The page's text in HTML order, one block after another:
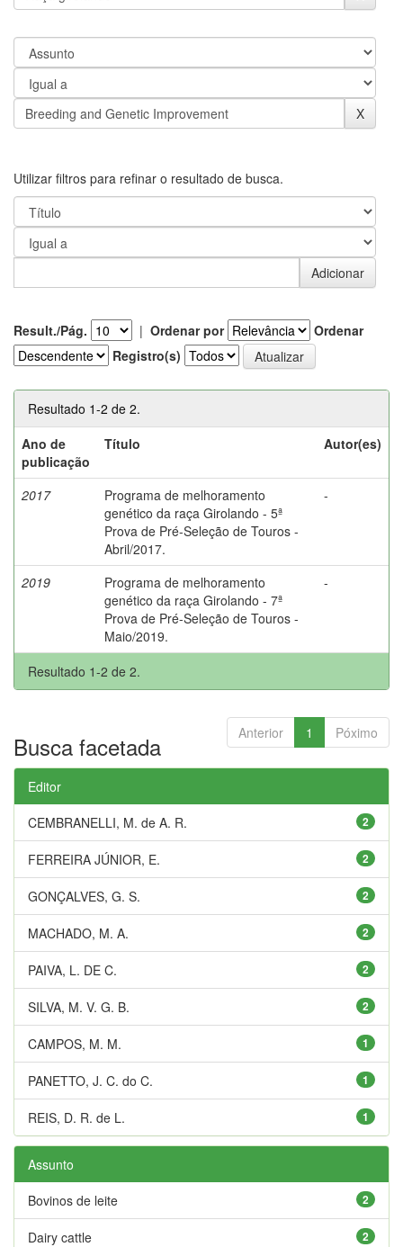
Utilizar filtros para refinar o resultado de busca.
Result./Pág. | Ordenar por
Ordenar
Registro(s)
Resultado 1-2 de 2.
Ano de
publicação
Título Autor(es)
2017
Programa de melhoramento
genético da raça Girolando - 5ª
Prova de Pré-Seleção de Touros -
Abril/2017.
-
2019
Programa de melhoramento
genético da raça Girolando - 7ª
Prova de Pré-Seleção de Touros -
Maio/2019.
-
Resultado 1-2 de 2.
Anterior 1 Póximo
Busca facetada
Editor
2
CEMBRANELLI, M. de A. R.
2
FERREIRA JÚNIOR, E.
2
GONÇALVES, G. S.
2
MACHADO, M. A.
2
PAIVA, L. DE C.
2
SILVA, M. V. G. B.
1
CAMPOS, M. M.
1
PANETTO, J. C. do C.
1
REIS, D. R. de L.
Assunto
2
Bovinos de leite
2
Dairy cattle